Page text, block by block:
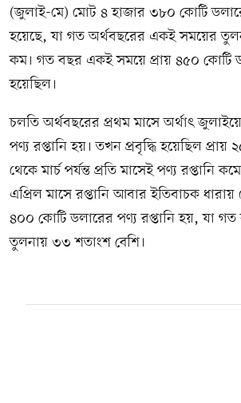
(জুলাই-মে) মোট ৪ হাজার ৩৮০ কোটি
হয়েছে, যা গত অর্থবছরের একই সময়ের
কম। গত বছর একই সময়ে প্রায় ৪৫০ কোটি
হয়েছিল।
চলতি অর্থবছরের প্রথম মাসে অর্থাৎ
পণ্য রপ্তানি হয়। তখন প্রবৃদ্ধি হয়েছিল
থেকে মার্চ পর্যন্ত প্রতি মাসেই পণ্য রপ্তানি
এপ্রিল মাসে রপ্তানি আবার ইতিবাচক
৪০০ কোটি ডলারের পণ্য রপ্তানি হয়, যা
তুলনায় ৩৩ শতাংশ বেশি।